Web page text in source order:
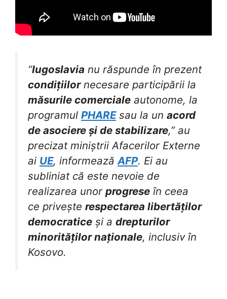
“Iugoslavia nu răspunde în prezent
condițiilornecesare participării la
măsurile comerciale autonome, la
programul PHAREsau la un acord
de asociere și de stabilizare,” au
precizat miniștrii Afacerilor Externe
ai UE, informeazăAFP. Ei au
subliniat că este nevoie de
realizarea unor progrese în ceea
ce privește respectarea libertăților
democratice și a drepturilor
minorităților naționale, inclusiv în
Kosovo.